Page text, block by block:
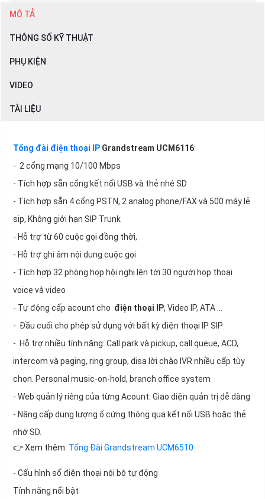
MÔ TẢ
THÔNG SỐ KỸ THUẬT
PHỤ KIỆN
VIDEO
TÀI LIỆU
Tổng đài điện thoại IP Grandstream UCM6116:
- 2 cổng mạng 10/100 Mbps
- Tích hợp sẵn cổng kết nối USB và thẻ nhé SD
- Tích hợp sẵn 4 cổng PSTN, 2 analog phone/FAX và 500 máy lẻ
sip, Không giới hạn SIP Trunk
- Hỗ trợ từ 60 cuộc gọi đồng thời,
- Hỗ trợ ghi âm nội dung cuộc gọi
- Tích hợp 32 phòng họp hội nghị lên tới 30 người họp thoại
voice và video
- Tự động cấp acount cho điện thoại IP, Video IP, ATA …
- Đầu cuối cho phép sử dụng với bất kỳ điện thoại IP SIP
- Hỗ trợ nhiều tính năng: Call park và pickup, call queue, ACD,
intercom và paging, ring group, disa lời chào IVR nhiều cấp tùy
chọn. Personal music-on-hold, branch office system
- Web quản lý riêng của từng Acount: Giao diện quản trị dễ dàng
- Nâng cấp dung lượng ổ cứng thông qua kết nối USB hoặc thẻ
nhớ SD.
👉 Xem thêm: Tổng Đài Grandstream UCM6510
- Cấu hình số điện thoại nội bộ tự động
Tính năng nổi bật